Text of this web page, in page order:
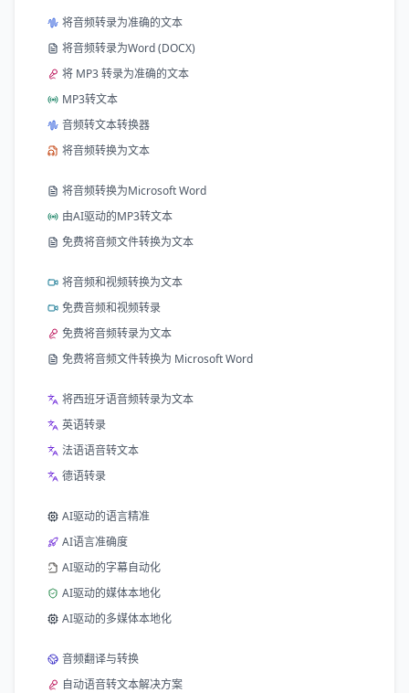
将音频转录为准确的文本
将音频转录为Word (DOCX)
将 MP3 转录为准确的文本
MP3转文本
音频转文本转换器
将音频转换为文本
将音频转换为Microsoft Word
由AI驱动的MP3转文本
免费将音频文件转换为文本
将音频和视频转换为文本
免费音频和视频转录
免费将音频转录为文本
免费将音频文件转换为 Microsoft Word
将西班牙语音频转录为文本
英语转录
法语语音转文本
德语转录
AI驱动的语言精准
AI语言准确度
AI驱动的字幕自动化
AI驱动的媒体本地化
AI驱动的多媒体本地化
音频翻译与转换
自动语音转文本解决方案